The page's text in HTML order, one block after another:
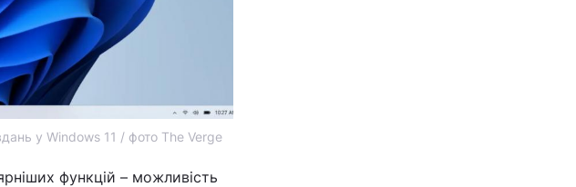
у Windows 11 / фото The Verge
функцій – можливість